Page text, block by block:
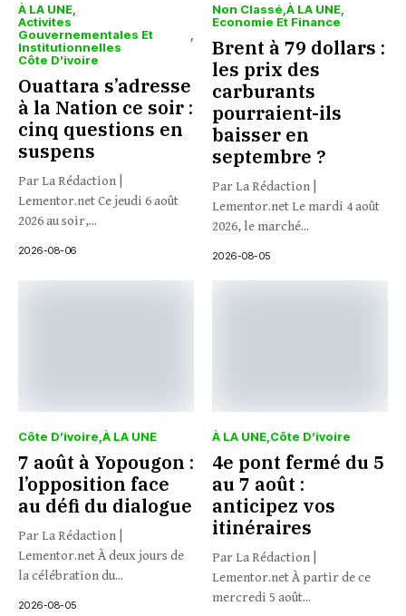
À LA UNE
Activites
Gouvernementales Et
Institutionnelles
Côte D’ivoire
Ouattara s’adresse
à la Nation ce soir :
cinq questions en
suspens
Par La Rédaction |
Lementor.net Ce jeudi 6 août
2026 au soir,...
2026-08-06
Non Classé À LA UNE
Economie Et Finance
Brent à 79 dollars :
les prix des
carburants
pourraient-ils
baisser en
septembre ?
Par La Rédaction |
Lementor.net Le mardi 4 août
2026, le marché...
2026-08-05
Côte D’ivoire À LA UNE
7 août à Yopougon :
l’opposition face
au défi du dialogue
Par La Rédaction |
Lementor.net À deux jours de
la célébration du...
2026-08-05
À LA UNE Côte D’ivoire
4e pont fermé du 5
au 7 août :
anticipez vos
itinéraires
Par La Rédaction |
Lementor.net À partir de ce
mercredi 5 août...